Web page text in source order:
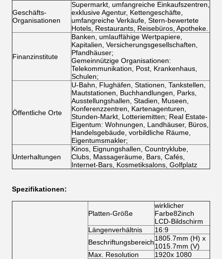
Geschäfts-
Organisationen
Supermarkt, umfangreiche Einkaufszentren,
exklusive Agentur, Kettengeschäfte,
umfangreiche Verkäufe, Stern-bewertete
Hotels, Restaurants, Reisebüros, Apotheke.
Finanzinstitute
Banken, umlauffähige Wertpapiere,
Kapitalien, Versicherungsgesellschaften,
Pfandhäuser;
Gemeinnützige Organisationen:
Telekommunikation, Post, Krankenhaus,
Schulen;
Öffentliche Orte
U-Bahn, Flughäfen, Stationen, Tankstellen,
Mautstationen, Buchhandlungen, Parks,
Ausstellungshallen, Stadien, Museen,
Konferenzzentren, Kartenagenturen,
Stunden-Markt, Lotteriemitten; Real Estate-
Eigentum: Wohnungen, Landhäuser, Büros,
Handelsgebäude, vorbildliche Räume,
Eigentumsmakler;
Unterhaltungen
Kinos, Eignungshallen, Countryklube,
Clubs, Massageräume, Bars, Cafés,
Internet-Bars, Kosmetiksalons, Golfplatz
Spezifikationen:
Platten-Größe
wirklicher
Farbe82inch
LCD-Bildschirm
Längenverhältnis
16:9
Beschriftungsbereich1805.7mm (H) x
1015.7mm (V)
Max. Resolution
1920x 1080